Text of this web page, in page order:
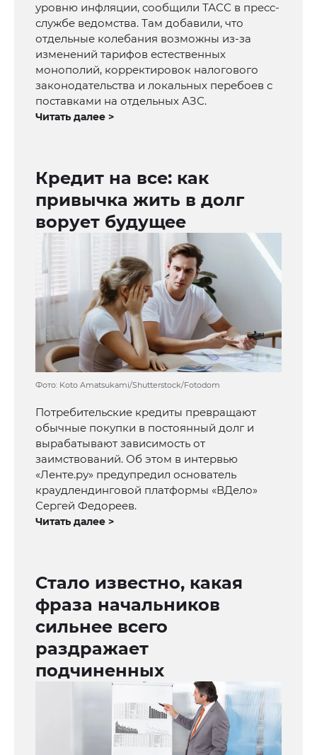
уровню инфляции, сообщили ТАСС в пресс-
службе ведомства. Там добавили, что
отдельные колебания возможны из-за
изменений тарифов естественных
монополий, корректировок налогового
законодательства и локальных перебоев с
поставками на отдельных АЗС.
Читать далее >
Кредит на все: как
привычка жить в долг
ворует будущее
Фото: Koto Amatsukami/Shutterstock/Fotodom
Потребительские кредиты превращают
обычные покупки в постоянный долг и
вырабатывают зависимость от
заимствований. Об этом в интервью
«Ленте.ру» предупредил основатель
краудлендинговой платформы «ВДело»
Сергей Федореев.
Читать далее >
Стало известно, какая
фраза начальников
сильнее всего
раздражает
подчиненных